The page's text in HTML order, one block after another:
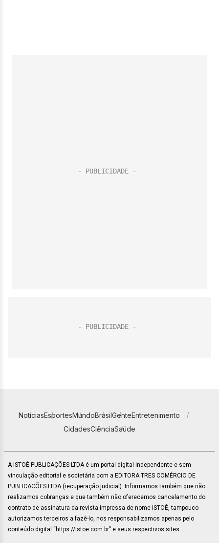
NotíciasEsportesMundoBrasilGenteEntretenimento
CidadesCiênciaSaúde
A ISTOÉ PUBLICAÇÕES LTDA é um portal digital independente e sem
vinculação editorial e societária com a EDITORA TRES COMÉRCIO DE
PUBLICACÕES LTDA (recuperação judicial). Informamos também que não
realizamos cobranças e que também não oferecemos cancelamento do
contrato de assinatura da revista impressa de nome ISTOÉ, tampouco
autorizamos terceiros a fazê-lo, nos responsabilizamos apenas pelo
conteúdo digital “https://istoe.com.br” e seus respectivos sites.